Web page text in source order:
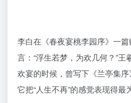
李白在《春夜宴桃李园序》一
言：“浮生若梦，为欢几何？”
欢宴的时候，曾写下《兰亭集序
它把“人生不再”的感觉表现得最